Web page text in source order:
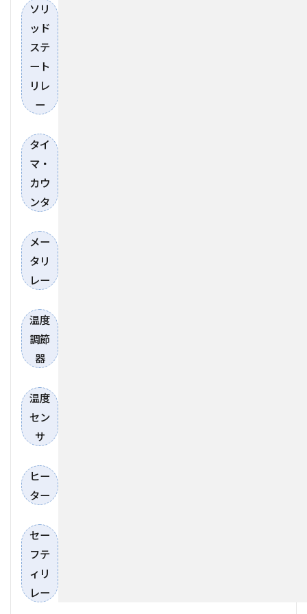
ソリ
ッド
ステ
ート
リレ
ー
タイ
マ・
カウ
ンタ
メー
タリ
レー
温度
調節
器
温度
セン
サ
ヒー
ター
セー
フテ
ィリ
レー